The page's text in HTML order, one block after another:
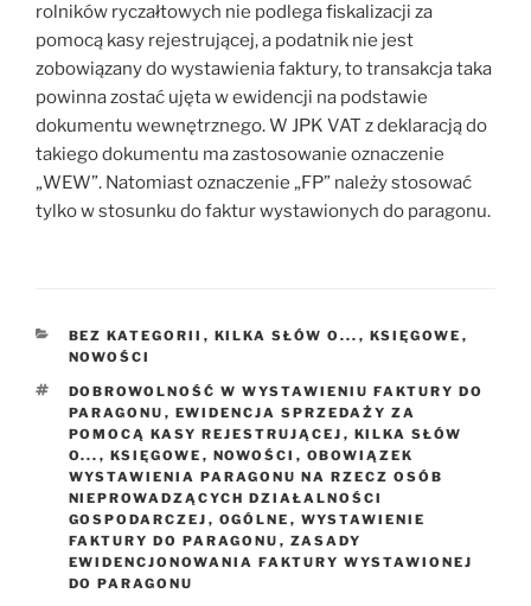
rolników ryczałtowych nie podlega fiskalizacji za
pomocą kasy rejestrującej, a podatnik nie jest
zobowiązany do wystawienia faktury, to transakcja taka
powinna zostać ujęta w ewidencji na podstawie
dokumentu wewnętrznego. W JPK VAT z deklaracją do
takiego dokumentu ma zastosowanie oznaczenie
„WEW”. Natomiast oznaczenie „FP” należy stosować
tylko w stosunku do faktur wystawionych do paragonu.
KATEGORIE
BEZ KATEGORII , KILKA SŁÓW O... , KSIĘGOWE ,
NOWOŚCI
TAGI
DOBROWOLNOŚĆ W WYSTAWIENIU FAKTURY DO
PARAGONU , EWIDENCJA SPRZEDAŻY ZA
POMOCĄ KASY REJESTRUJĄCEJ , KILKA SŁÓW
O... , KSIĘGOWE , NOWOŚCI , OBOWIĄZEK
WYSTAWIENIA PARAGONU NA RZECZ OSÓB
NIEPROWADZĄCYCH DZIAŁALNOŚCI
GOSPODARCZEJ , OGÓLNE , WYSTAWIENIE
FAKTURY DO PARAGONU , ZASADY
EWIDENCJONOWANIA FAKTURY WYSTAWIONEJ
DO PARAGONU